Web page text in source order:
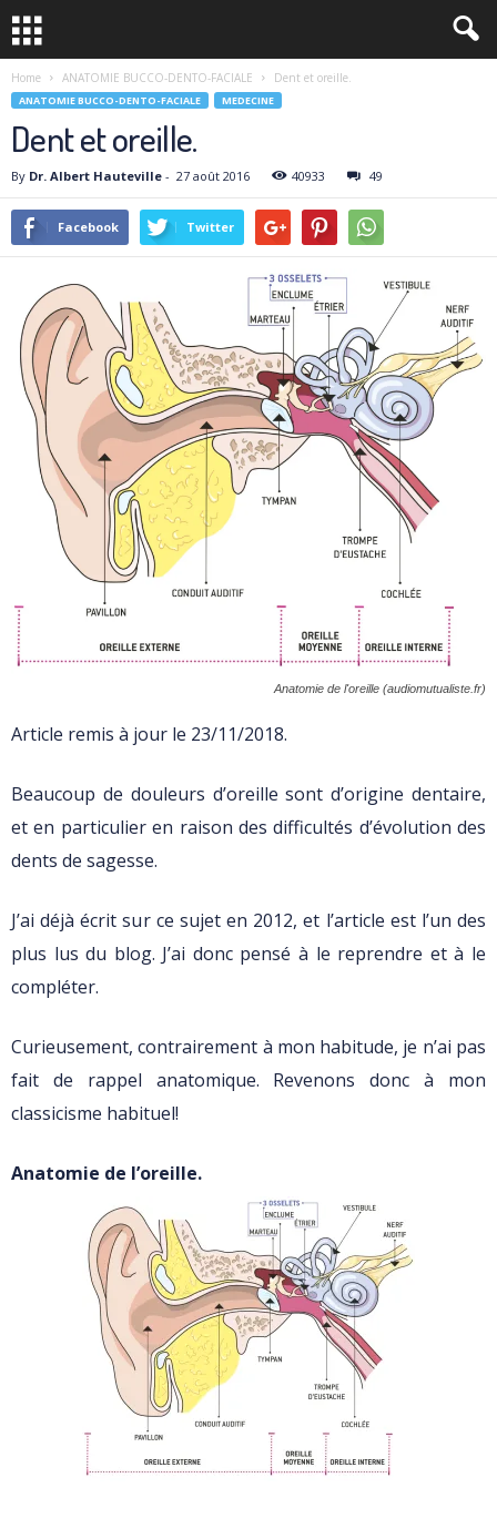
Home ANATOMIE BUCCO-DENTO-FACIALE Dent et oreille.
ANATOMIE BUCCO-DENTO-FACIALE MEDECINE
Dent et oreille.
By Dr. Albert Hauteville - 27 août 2016 40933 49
Facebook Twitter
Anatomie de l'oreille (audiomutualiste.fr)
Article remis à jour le 23/11/2018.
Beaucoup de douleurs d’oreille sont d’origine dentaire,
et en particulier en raison des difficultés d’évolution des
dents de sagesse.
J’ai déjà écrit sur ce sujet en 2012, et l’article est l’un des
plus lus du blog. J’ai donc pensé à le reprendre et à le
compléter.
Curieusement, contrairement à mon habitude, je n’ai pas
fait de rappel anatomique. Revenons donc à mon
classicisme habituel!
Anatomie de l’oreille.